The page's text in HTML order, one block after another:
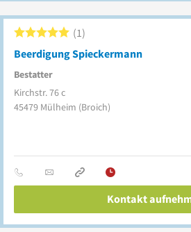
Beerdigung Spieckermann
Bestatter
1
Kirchstr. 76 c
45479 Mülheim (Broich)
Kontakt